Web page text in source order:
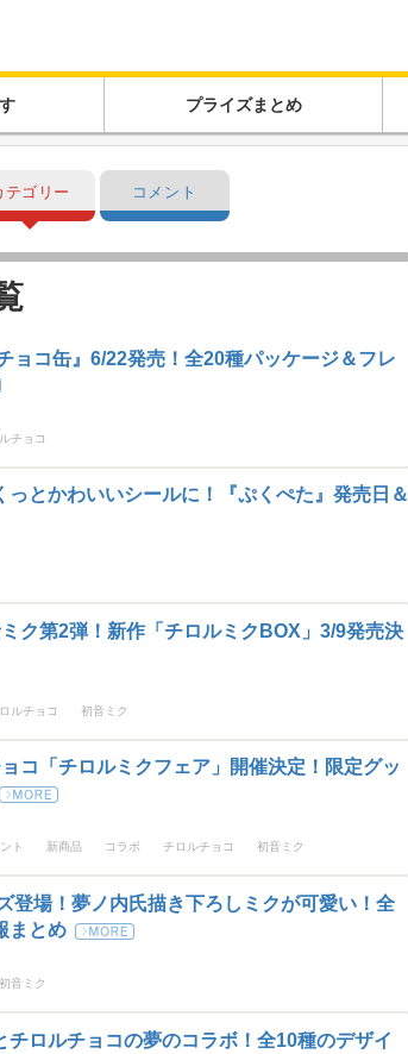
プライズまとめ
テゴリー コメント
ョコ缶』6/22発売！全20種パッケージ＆フレ
チョコ
っとかわいいシールに！『ぷくぺた』発売日＆
ク第2弾！新作「チロルミクBOX」3/9発売決
ルチョコ 初音ミク
コ「チロルミクフェア」開催決定！限定グッ
ト 新商品 コラボ チロルチョコ 初音ミク
登場！夢ノ内氏描き下ろしミクが可愛い！全
まとめ
初音ミク
チロルチョコの夢のコラボ！全10種のデザイ